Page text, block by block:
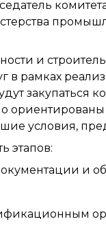
и
в рамках
условия,
этапов:
и